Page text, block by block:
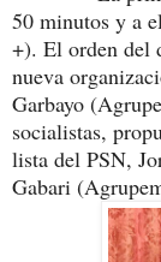
50 minutos y a
+). El orden del
nueva
Garbayo
socialistas,
lista del PSN,
Gabari